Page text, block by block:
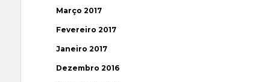
Março 2017
Fevereiro 2017
Janeiro 2017
Dezembro 2016